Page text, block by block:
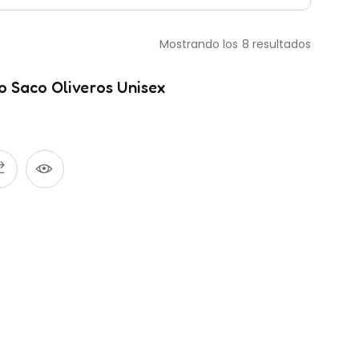
Mostrando los 8 resultados
Saco Oliveros Unisex